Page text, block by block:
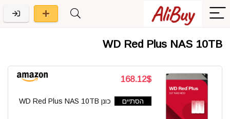
WD Red Plus NAS 10TB
168.12$
הסתיים כונן WD Red Plus NAS 10TB